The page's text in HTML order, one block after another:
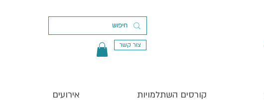
צור קשר
קורסים השתלמויות אירועים